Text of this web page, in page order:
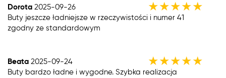
Dorota 2025-09-26 ★★★★★
Buty jeszcze ładniejsze w rzeczywistości i numer 41
zgodny ze standardowym
Beata 2025-09-24 ★★★★★
Buty bardzo ładne i wygodne. Szybka realizacja